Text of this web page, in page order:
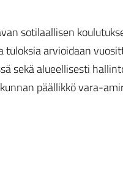
sotilaallisen
arvioidaan
sekä alueellisesti
päällikkö vara-